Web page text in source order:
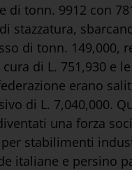
tonn. 9912 con
stazzatura,
di tonn. 149,000,
di L. 751,930 e
erano
di L. 7,040,000.
una forza
stabilimenti
italiane e persino